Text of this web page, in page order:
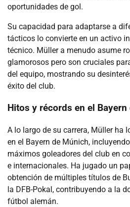
oportunidades de gol.
Su capacidad para adaptarse a
tácticos lo convierte en un activo
técnico. Müller a menudo asume
glamorosos pero son cruciales
del equipo, mostrando su
éxito del club.
Hitos y récords en el
A lo largo de su carrera, Müller ha
en el Bayern de Múnich,
máximos goleadores del club en
e internacionales. Ha jugado un
obtención de múltiples títulos de
la DFB-Pokal, contribuyendo a la
fútbol alemán.